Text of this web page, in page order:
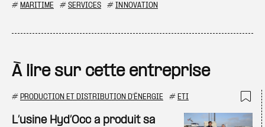
# MARITIME # SERVICES # INNOVATION
À lire sur cette entreprise
# PRODUCTION ET DISTRIBUTION D'ÉNERGIE # ETI
L’usine Hyd’Occ a produit sa